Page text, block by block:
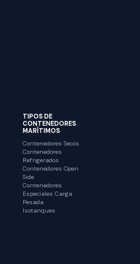
TIPOS DE
CONTENEDORES
MARÍTIMOS
Contenedores Secos
Contenedores
Refrigerados
Contenedores Open
Side
Contenedores
Especiales Carga
Pesada
Isotanques